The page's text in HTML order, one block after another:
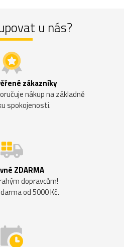
u nás?
zákazníky
nákup na základně
spokojenosti.
ZDARMA
dopravcům!
od 5000 Kč.